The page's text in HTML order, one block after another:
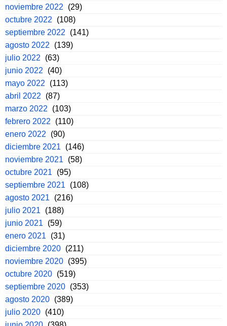
noviembre 2022
(29)
octubre 2022
(108)
septiembre 2022
(141)
agosto 2022
(139)
julio 2022
(63)
junio 2022
(40)
mayo 2022
(113)
abril 2022
(87)
marzo 2022
(103)
febrero 2022
(110)
enero 2022
(90)
diciembre 2021
(146)
noviembre 2021
(58)
octubre 2021
(95)
septiembre 2021
(108)
agosto 2021
(216)
julio 2021
(188)
junio 2021
(59)
enero 2021
(31)
diciembre 2020 (211)
noviembre 2020 (395)
octubre 2020 (519)
septiembre 2020 (353)
agosto 2020 (389)
julio 2020 (410)